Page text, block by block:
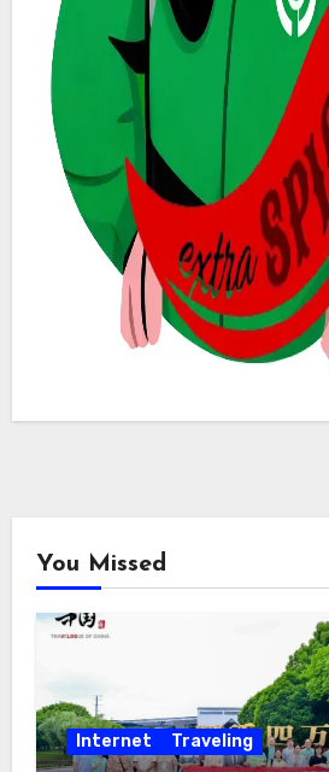
You Missed
Internet Traveling